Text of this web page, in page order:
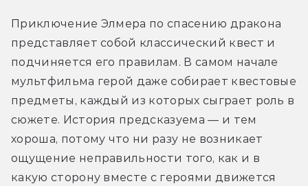
Приключение Элмера по спасению дракона
представляет собой классический квест и
подчиняется его правилам. В самом начале
мультфильма герой даже собирает квестовые
предметы, каждый из которых сыграет роль в
сюжете. История предсказуема — и тем
хороша, потому что ни разу не возникает
ощущение неправильности того, как и в
какую сторону вместе с героями движется